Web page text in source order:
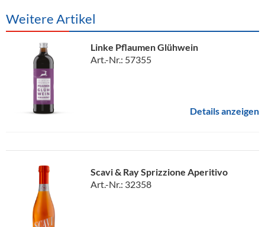
Weitere Artikel
Linke Pflaumen Glühwein
Art.-Nr.: 57355
Details anzeigen
Scavi & Ray Sprizzione Aperitivo
Art.-Nr.: 32358